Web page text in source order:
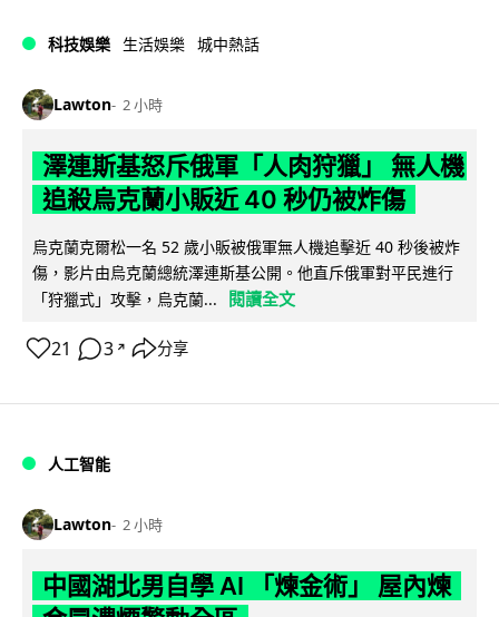
科技娛樂 生活娛樂 城中熱話
Lawton 2 小時
澤連斯基怒斥俄軍「人肉狩獵」 無人機
追殺烏克蘭小販近 40 秒仍被炸傷
烏克蘭克爾松一名 52 歲小販被俄軍無人機追擊近 40 秒後被炸
傷，影片由烏克蘭總統澤連斯基公開。他直斥俄軍對平民進行
「狩獵式」攻擊，烏克蘭...
閱讀全文
21 3 ↗ 分享
人工智能
Lawton 2 小時
中國湖北男自學 AI 「煉金術」 屋內煉